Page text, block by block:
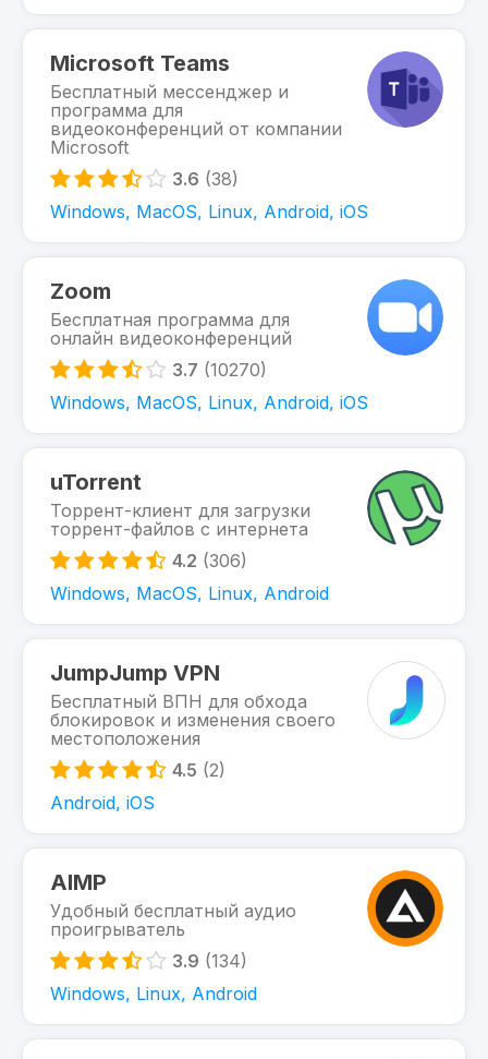
Microsoft Teams
Бесплатный мессенджер и
программа для
видеоконференций от компании
Microsoft
3.6 (38)
Windows, MacOS, Linux, Android, iOS
Zoom
Бесплатная программа для
онлайн видеоконференций
3.7 (10270)
Windows, MacOS, Linux, Android, iOS
uTorrent
Торрент-клиент для загрузки
торрент-файлов с интернета
4.2 (306)
Windows, MacOS, Linux, Android
JumpJump VPN
Бесплатный ВПН для обхода
блокировок и изменения своего
местоположения
4.5 (2)
Android, iOS
AIMP
Удобный бесплатный аудио
проигрыватель
3.9 (134)
Windows, Linux, Android